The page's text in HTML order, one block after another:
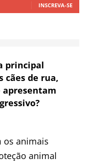
INSCREVA-SE
principal
cães de rua,
apresentam
os animais
animal